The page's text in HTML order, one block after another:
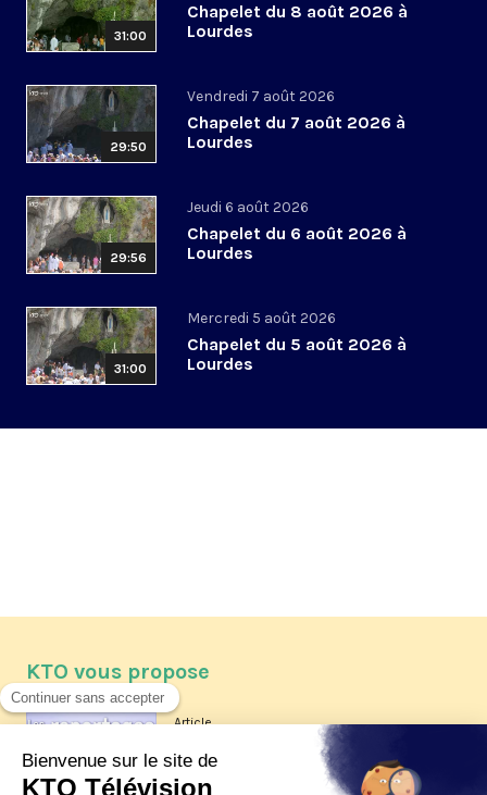
31:00
Chapelet du 8 août 2026 à
Lourdes
29:50
Vendredi 7 août 2026
Chapelet du 7 août 2026 à
Lourdes
29:56
Jeudi 6 août 2026
Chapelet du 6 août 2026 à
Lourdes
31:00
Mercredi 5 août 2026
Chapelet du 5 août 2026 à
Lourdes
KTO vous propose
Article
Les reportages d'été 2026 de KTO